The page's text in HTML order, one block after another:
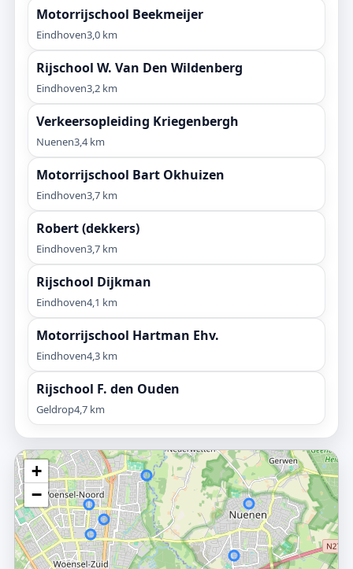
Motorrijschool Beekmeijer
Eindhoven3,0 km
Rijschool W. Van Den Wildenberg
Eindhoven3,2 km
Verkeersopleiding Kriegenbergh
Nuenen3,4 km
Motorrijschool Bart Okhuizen
Eindhoven3,7 km
Robert (dekkers)
Eindhoven3,7 km
Rijschool Dijkman
Eindhoven4,1 km
Motorrijschool Hartman Ehv.
Eindhoven4,3 km
Rijschool F. den Ouden
Geldrop4,7 km
+
−